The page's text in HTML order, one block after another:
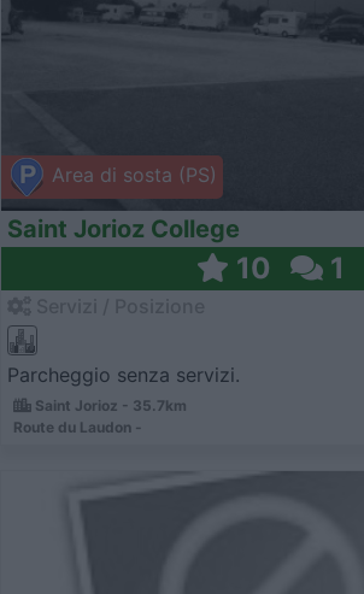
Area di sosta (PS)
Saint Jorioz College
10 1
Parcheggio senza servizi.
Saint Jorioz - 35.7km
Route du Laudon -